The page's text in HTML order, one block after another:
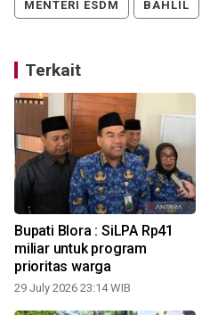
MENTERI ESDM BAHLIL
Terkait
Bupati Blora : SiLPA Rp41
miliar untuk program
prioritas warga
29 July 2026 23:14 WIB